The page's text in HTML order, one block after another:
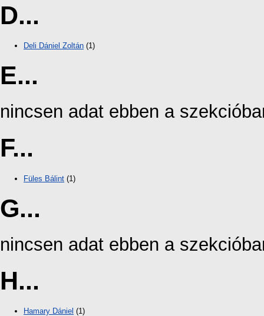
D...
Deli Dániel Zoltán (1)
E...
nincsen adat ebben a
F...
Füles Bálint (1)
G...
nincsen adat ebben a
H...
Hamary Dániel (1)